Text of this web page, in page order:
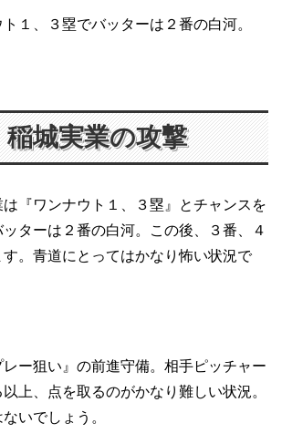
１、３塁でバッターは２番の白河。
稲城実業の攻撃
は『ワンナウト１、３塁』とチャンスを
ターは２番の白河。この後、３番、４
。青道にとってはかなり怖い状況で
ー狙い』の前進守備。相手ピッチャー
上、点を取るのがかなり難しい状況。
いでしょう。